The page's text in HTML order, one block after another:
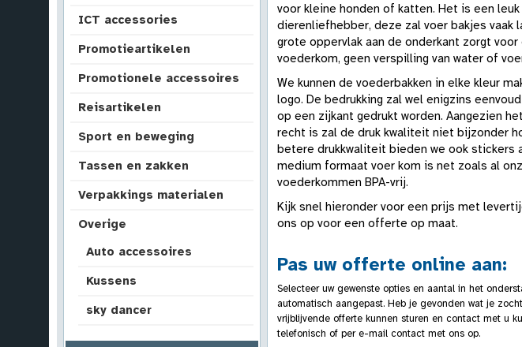
ICT accessories
Promotieartikelen
Promotionele accessoires
Reisartikelen
Sport en beweging
Tassen en zakken
Verpakkings materialen
Overige
Auto accessoires
Kussens
sky dancer
voor kleine honden of katten. Het is een
dierenliefhebber, deze zal voer bakjes vaak
grote oppervlak aan de onderkant zorgt
voederkom, geen verspilling van water of
We kunnen de voederbakken in elke kleur
logo. De bedrukking zal wel enigzins
op een zijkant gedrukt worden. Aangezien
recht is zal de druk kwaliteit niet bijzonder
betere drukkwaliteit bieden we ook stickers
medium formaat voer kom is net zoals al
voederkommen BPA-vrij.
Kijk snel hieronder voor een prijs met
ons op voor een offerte op maat.
Pas uw offerte online aan:
Selecteer uw gewenste opties en aantal in het
automatisch aangepast. Heb je gevonden wat je
vrijblijvende offerte kunnen sturen en contact met u
telefonisch of per e-mail contact met ons op.